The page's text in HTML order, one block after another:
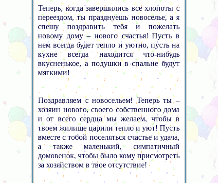
Теперь, когда завершились все хлопоты с
переездом, ты празднуешь новоселье, а я
спешу поздравить тебя и пожелать
новому дому – нового счастья! Пусть в
нем всегда будет тепло и уютно, пусть на
кухне всегда находится что-нибудь
вкусненькое, а подушки в спальне будут
мягкими!
Поздравляем с новосельем! Теперь ты –
хозяин нового, своего собственного дома
и от всего сердца мы желаем, чтобы в
твоем жилище царили тепло и уют! Пусть
вместе с тобой поселяться счастье и удача,
а также маленький, симпатичный
домовенок, чтобы было кому присмотреть
за хозяйством в твое отсутствие!